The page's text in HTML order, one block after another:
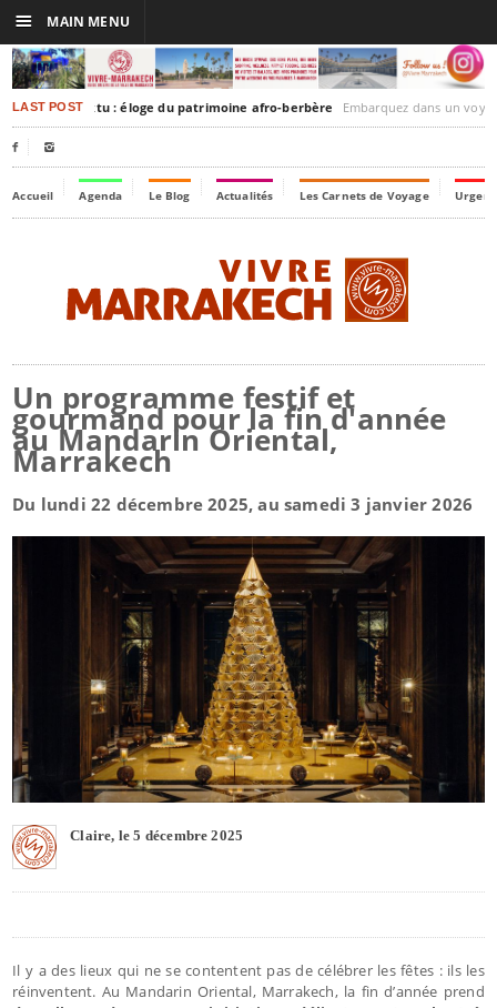
LAST POST
Timbuktu : éloge du patrimoine afro-berbère Embarquez dans un voyage culturel dans le
 
Accueil Agenda Le Blog Actualités Les Carnets de Voyage
Un programme festif et
gourmand pour la fin d'année
au Mandarin Oriental,
Marrakech
Du lundi 22 décembre 2025, au samedi 3 janvier 2026
Claire, le 5 décembre 2025
Il y a des lieux qui ne se contentent pas de célébrer les fêtes : ils les
réinventent. Au Mandarin Oriental, Marrakech, la fin d’année prend
☰ MAIN MENU